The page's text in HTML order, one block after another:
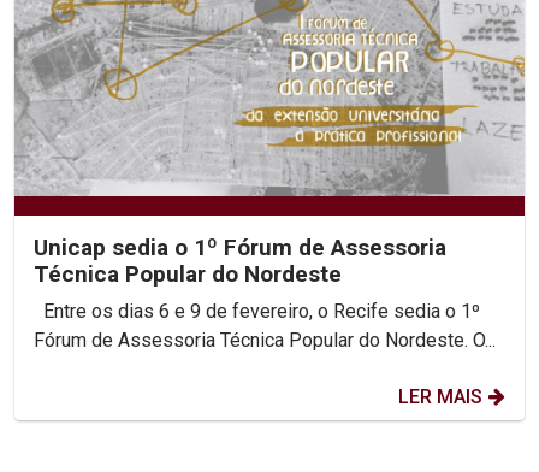
Unicap sedia o 1º Fórum de Assessoria
Técnica Popular do Nordeste
Fórum de Assessoria Técnica Popular do Nordeste. O...
LER MAIS